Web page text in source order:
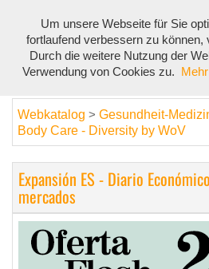
Webkatalog > Gesundheit-
Body Care - Diversity by WoV
Expansión ES - Diario
mercados
Um unsere Webseite für Sie
fortlaufend verbessern zu können,
Durch die weitere Nutzung der
Verwendung von Cookies zu.